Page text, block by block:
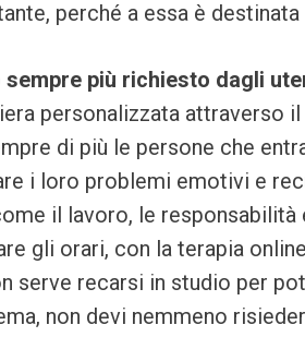
perché a essa è destinata
più richiesto dagli
personalizzata attraverso
di più le persone che
i loro problemi emotivi e
il lavoro, le responsabilità
gli orari, con la terapia
serve recarsi in studio per
non devi nemmeno